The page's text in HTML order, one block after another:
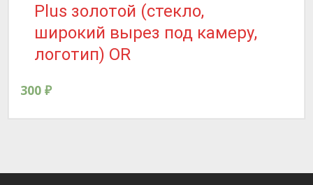
Plus золотой (стекло,
широкий вырез под камеру,
логотип) OR
300 ₽